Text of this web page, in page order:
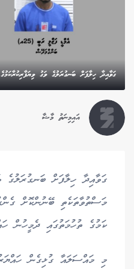
ގަވާއިދާ ހިލާފަށް ބަނގުރަލުގެ ވަގު
އައިމިނަތު މާޝާ
ގަވާއިދާ ހިލާފަށް ބަނގުރަލުގެ
މަސްތުވާތަކެތި ބޭނުންކޮށް
ކަމުގެ ތުހުމަތުގައި ދެމީހުން
މި މައްސަލައާ ގުޅިގެން